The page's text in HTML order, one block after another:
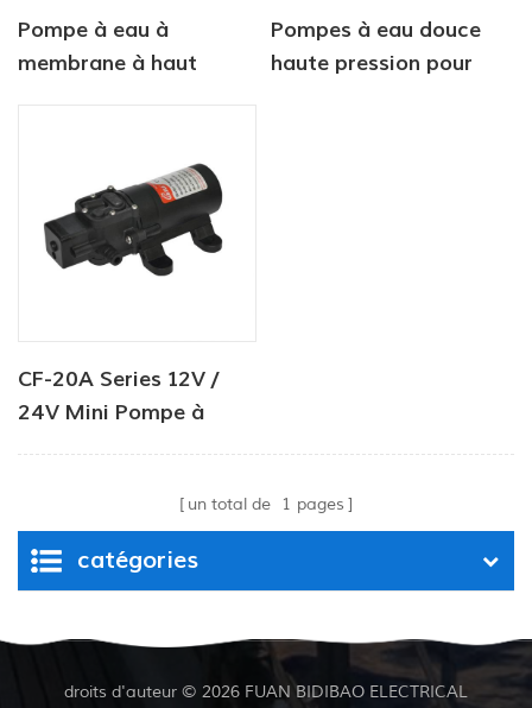
Pompe à eau à
membrane à haut
Pompes à eau douce
haute pression pour
CF-20A Series 12V /
24V Mini Pompe à
un total de 1 pages
catégories
droits d'auteur © 2026 FUAN BIDIBAO ELECTRICAL